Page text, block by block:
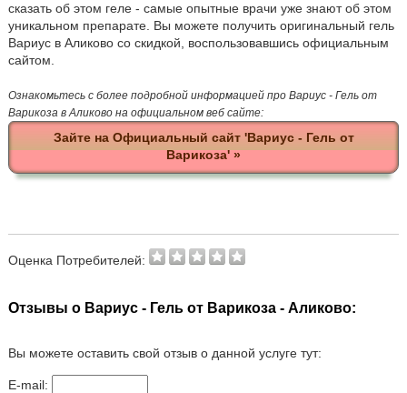
сказать об этом геле - самые опытные врачи уже знают об этом
уникальном препарате. Вы можете получить оригинальный гель
Вариус в Аликово со скидкой, воспользовавшись официальным
сайтом.
Ознакомьтесь с более подробной информацией про Вариус - Гель от
Варикоза в Аликово на официальном веб сайте:
Зайте на Официальный сайт 'Вариус - Гель от
Варикоза' »
Оценка Потребителей:
Отзывы о Вариус - Гель от Варикоза - Аликово:
Вы можете оставить свой отзыв о данной услуге тут:
E-mail: